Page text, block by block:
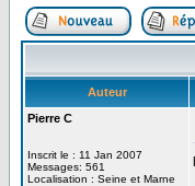
Auteur
Pierre C
Inscrit le : 11 Jan 2007
Messages: 561
Localisation : Seine et Marne